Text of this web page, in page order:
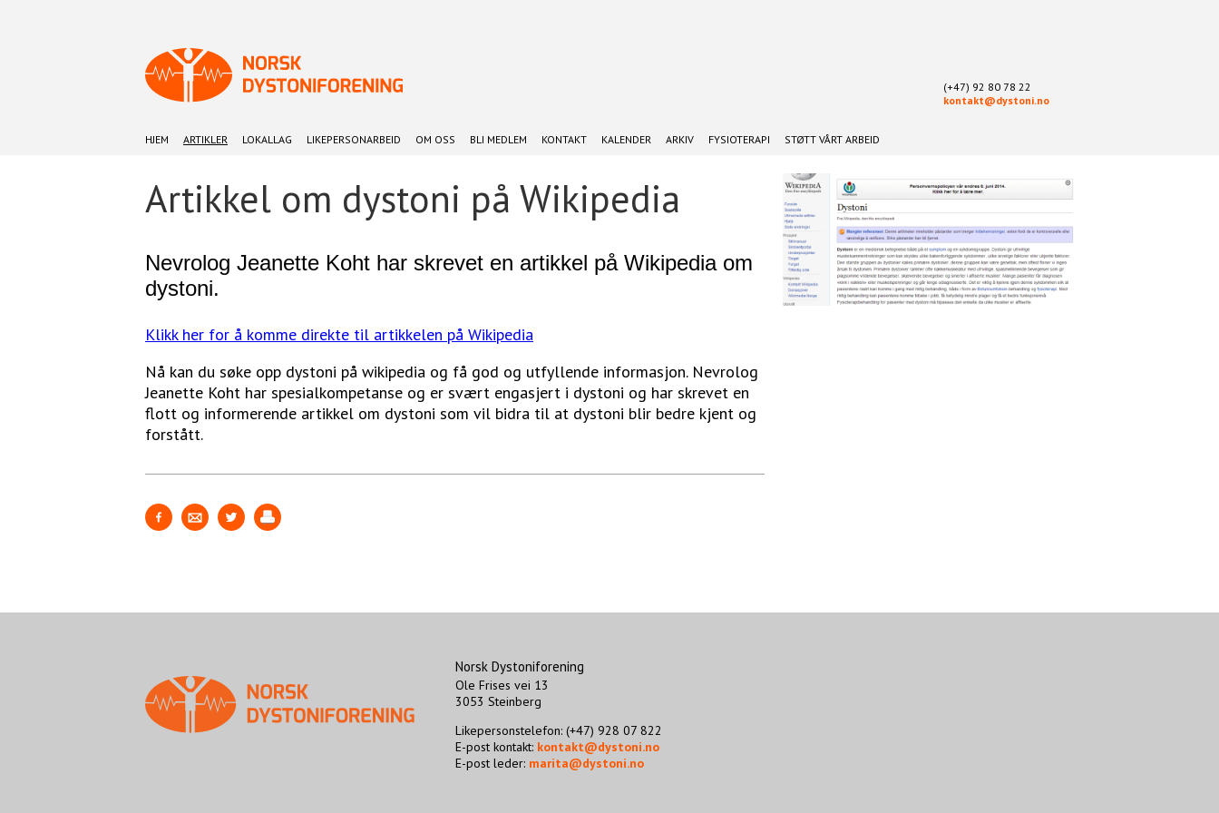
(+47) 92 80 78 22
kontakt@dystoni.no
HJEM ARTIKLER LOKALLAG LIKEPERSONARBEID OM OSS BLI MEDLEM KONTAKT KALENDER ARKIV FYSIOTERAPI STØTT VÅRT ARBEID
Artikkel om dystoni på Wikipedia
Nevrolog Jeanette Koht har skrevet en artikkel på Wikipedia om
dystoni.
Klikk her for å komme direkte til artikkelen på Wikipedia
Nå kan du søke opp dystoni på wikipedia og få god og utfyllende informasjon. Nevrolog
Jeanette Koht har spesialkompetanse og er svært engasjert i dystoni og har skrevet en
flott og informerende artikkel om dystoni som vil bidra til at dystoni blir bedre kjent og
forstått.
Norsk Dystoniforening
Ole Frises vei 13
3053 Steinberg
Likepersonstelefon: (+47) 928 07 822
E-post kontakt: kontakt@dystoni.no
E-post leder: marita@dystoni.no